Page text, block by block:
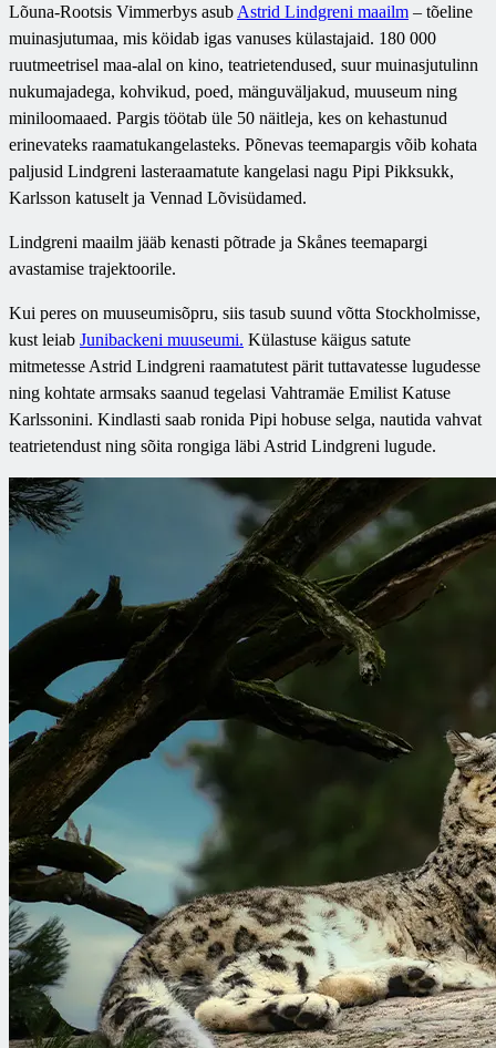
Lõuna-Rootsis Vimmerbys asub Astrid Lindgreni maailm – tõeline
muinasjutumaa, mis köidab igas vanuses külastajaid. 180 000
ruutmeetrisel maa-alal on kino, teatrietendused, suur muinasjutulinn
nukumajadega, kohvikud, poed, mänguväljakud, muuseum ning
miniloomaaed. Pargis töötab üle 50 näitleja, kes on kehastunud
erinevateks raamatukangelasteks. Põnevas teemapargis võib kohata
paljusid Lindgreni lasteraamatute kangelasi nagu Pipi Pikksukk,
Karlsson katuselt ja Vennad Lõvisüdamed.
Lindgreni maailm jääb kenasti põtrade ja Skånes teemapargi
avastamise trajektoorile.
Kui peres on muuseumisõpru, siis tasub suund võtta Stockholmisse,
kust leiab Junibackeni muuseumi. Külastuse käigus satute
mitmetesse Astrid Lindgreni raamatutest pärit tuttavatesse lugudesse
ning kohtate armsaks saanud tegelasi Vahtramäe Emilist Katuse
Karlssonini. Kindlasti saab ronida Pipi hobuse selga, nautida vahvat
teatrietendust ning sõita rongiga läbi Astrid Lindgreni lugude.